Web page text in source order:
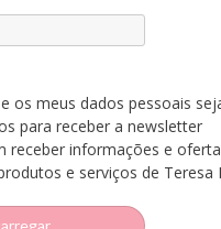
os meus dados pessoais
para receber a newsletter
receber informações e
e serviços de Teresa